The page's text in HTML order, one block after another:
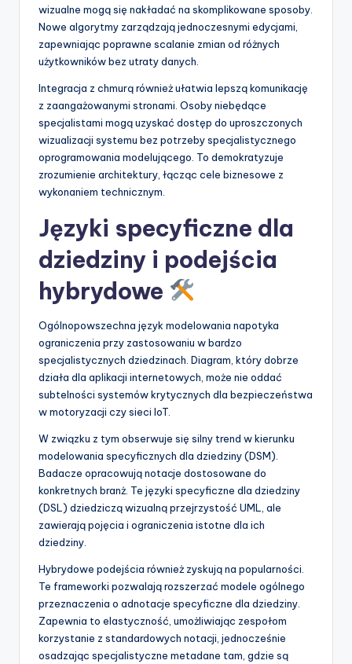
wizualne mogą się nakładać na skomplikowane sposoby.
Nowe algorytmy zarządzają jednoczesnymi edycjami,
zapewniając poprawne scalanie zmian od różnych
użytkowników bez utraty danych.
Integracja z chmurą również ułatwia lepszą komunikację
z zaangażowanymi stronami. Osoby niebędące
specjalistami mogą uzyskać dostęp do uproszczonych
wizualizacji systemu bez potrzeby specjalistycznego
oprogramowania modelującego. To demokratyzuje
zrozumienie architektury, łącząc cele biznesowe z
wykonaniem technicznym.
Języki specyficzne dla
dziedziny i podejścia
hybrydowe
Ogólnopowszechna język modelowania napotyka
ograniczenia przy zastosowaniu w bardzo
specjalistycznych dziedzinach. Diagram, który dobrze
działa dla aplikacji internetowych, może nie oddać
subtelności systemów krytycznych dla bezpieczeństwa
w motoryzacji czy sieci IoT.
W związku z tym obserwuje się silny trend w kierunku
modelowania specyficznych dla dziedziny (DSM).
Badacze opracowują notacje dostosowane do
konkretnych branż. Te języki specyficzne dla dziedziny
(DSL) dziedziczą wizualną przejrzystość UML, ale
zawierają pojęcia i ograniczenia istotne dla ich
dziedziny.
Hybrydowe podejścia również zyskują na popularności.
Te frameworki pozwalają rozszerzać modele ogólnego
przeznaczenia o adnotacje specyficzne dla dziedziny.
Zapewnia to elastyczność, umożliwiając zespołom
korzystanie z standardowych notacji, jednocześnie
osadzając specjalistyczne metadane tam, gdzie są